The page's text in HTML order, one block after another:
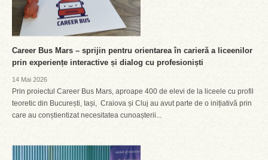
Career Bus Mars – sprijin pentru orientarea în carieră a liceenilor
prin experiențe interactive și dialog cu profesioniști
14 Mai 2026
Prin proiectul Career Bus Mars, aproape 400 de elevi de la liceele cu profil
teoretic din București, Iași, Craiova și Cluj au avut parte de o inițiativă prin
care au conștientizat necesitatea cunoașterii...